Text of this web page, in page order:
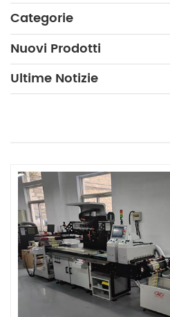
Categorie
Nuovi Prodotti
Ultime Notizie